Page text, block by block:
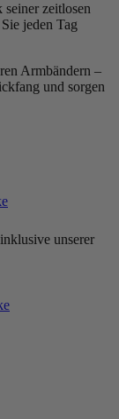
seiner zeitlosen
jeden Tag
Armbändern –
und sorgen
unserer